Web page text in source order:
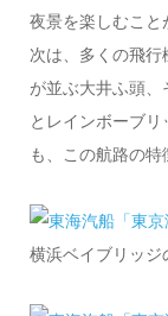
夜景を楽しむこと
次は、多くの飛
が並ぶ大井ふ頭
とレインボーブ
も、この航路の特
横浜ベイブリッジ